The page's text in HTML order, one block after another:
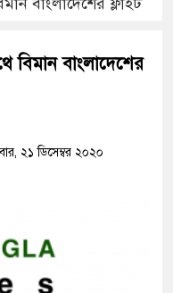
বিমান বাংলাদেশের
২১ ডিসেম্বর ২০২০